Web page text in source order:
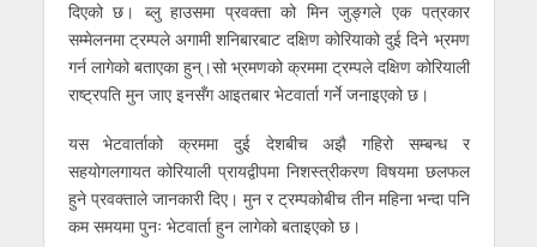
दिएको छ। ब्लु हाउसमा प्रवक्ता को मिन जुङ्गले एक पत्रकार
सम्मेलनमा ट्रम्पले अगामी शनिबारबाट दक्षिण कोरियाको दुई दिने भ्रमण
गर्न लागेको बताएका हुन्।सो भ्रमणको क्रममा ट्रम्पले दक्षिण कोरियाली
राष्ट्रपति मुन जाए इनसँग आइतबार भेटवार्ता गर्ने जनाइएको छ।
यस भेटवार्ताको क्रममा दुई देशबीच अझै गहिरो सम्बन्ध र
सहयोगलगायत कोरियाली प्रायद्वीपमा निशस्त्रीकरण विषयमा छलफल
हुने प्रवक्ताले जानकारी दिए। मुन र ट्रम्पकोबीच तीन महिना भन्दा पनि
कम समयमा पुनः भेटवार्ता हुन लागेको बताइएको छ।